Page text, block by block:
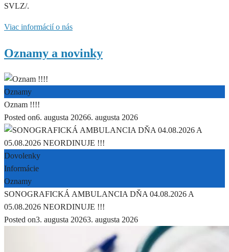
SVLZ/.
Viac informácií o nás
Oznamy a novinky
Oznamy
Oznam !!!!
Posted on6. augusta 20266. augusta 2026
Dovolenky
Informácie
Oznamy
SONOGRAFICKÁ AMBULANCIA DŇA 04.08.2026 A
05.08.2026 NEORDINUJE !!!
Posted on3. augusta 20263. augusta 2026